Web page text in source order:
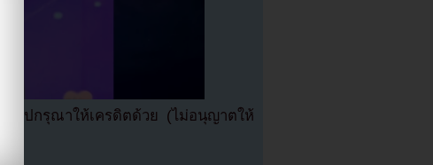
กไปกรุณาให้เครดิตด้วย (ไม่อนุญาตให้